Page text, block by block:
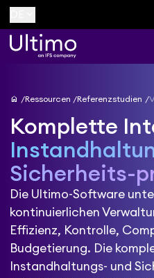
home Ressourcen Referenzstudien
Komplette
Sicherheits-
Die Ultimo-Software
kontinuierlichen
Effizienz, Kontrolle,
Budgetierung. Die
Instandhaltungs- und